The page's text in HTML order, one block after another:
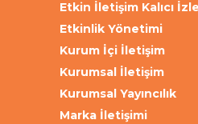
Etkin İletişim Kalıcı
Etkinlik Yönetimi
Kurum İçi İletişim
Kurumsal İletişim
Kurumsal Yayıncılık
Marka İletişimi